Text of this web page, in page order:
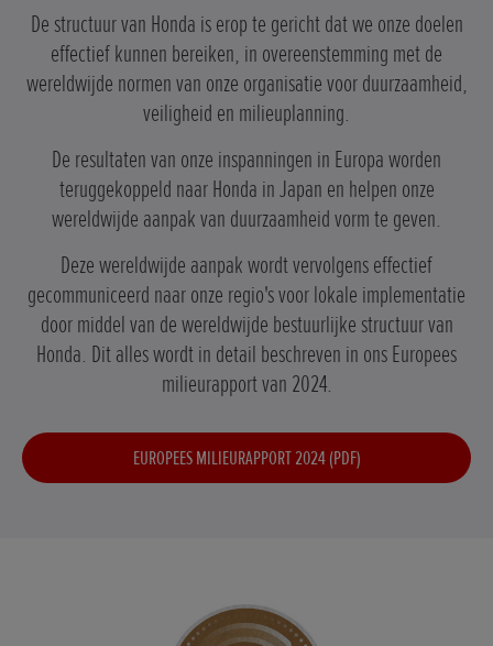
De structuur van Honda is erop te gericht dat we onze doelen
effectief kunnen bereiken, in overeenstemming met de
wereldwijde normen van onze organisatie voor duurzaamheid,
veiligheid en milieuplanning.
De resultaten van onze inspanningen in Europa worden
teruggekoppeld naar Honda in Japan en helpen onze
wereldwijde aanpak van duurzaamheid vorm te geven.
Deze wereldwijde aanpak wordt vervolgens effectief
gecommuniceerd naar onze regio's voor lokale implementatie
door middel van de wereldwijde bestuurlijke structuur van
Honda. Dit alles wordt in detail beschreven in ons Europees
milieurapport van 2024.
EUROPEES MILIEURAPPORT 2024 (PDF)